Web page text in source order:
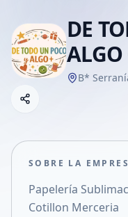
DE
ALGO
B*
Compartir empresa
Compartir en X
SOBRE LA
Papelería
Cotillon Merceria